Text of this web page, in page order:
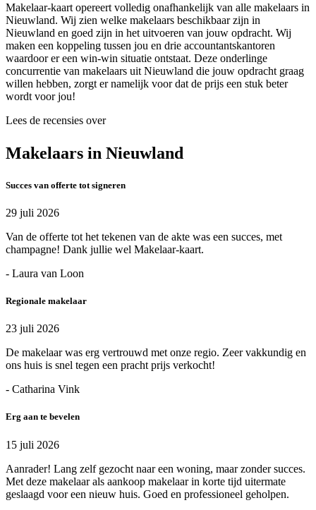
Makelaar-kaart opereert volledig onafhankelijk van alle makelaars in
Nieuwland. Wij zien welke makelaars beschikbaar zijn in
Nieuwland en goed zijn in het uitvoeren van jouw opdracht. Wij
maken een koppeling tussen jou en drie accountantskantoren
waardoor er een win-win situatie ontstaat. Deze onderlinge
concurrentie van makelaars uit Nieuwland die jouw opdracht graag
willen hebben, zorgt er namelijk voor dat de prijs een stuk beter
wordt voor jou!
Lees de recensies over
Makelaars in Nieuwland
Succes van offerte tot signeren
29 juli 2026
Van de offerte tot het tekenen van de akte was een succes, met
champagne! Dank jullie wel Makelaar-kaart.
- Laura van Loon
Regionale makelaar
23 juli 2026
De makelaar was erg vertrouwd met onze regio. Zeer vakkundig en
ons huis is snel tegen een pracht prijs verkocht!
- Catharina Vink
Erg aan te bevelen
15 juli 2026
Aanrader! Lang zelf gezocht naar een woning, maar zonder succes.
Met deze makelaar als aankoop makelaar in korte tijd uitermate
geslaagd voor een nieuw huis. Goed en professioneel geholpen.